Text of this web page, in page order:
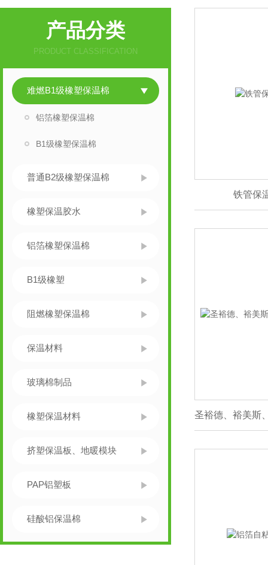
产品分类
PRODUCT CLASSIFICATION
难燃B1级橡塑保温棉
铝箔橡塑保温棉
B1级橡塑保温棉
普通B2级橡塑保温棉
橡塑保温胶水
铝箔橡塑保温棉
B1级橡塑
阻燃橡塑保温棉
保温材料
玻璃棉制品
橡塑保温材料
挤塑保温板、地暖模块
PAP铝塑板
硅酸铝保温棉
铁管保